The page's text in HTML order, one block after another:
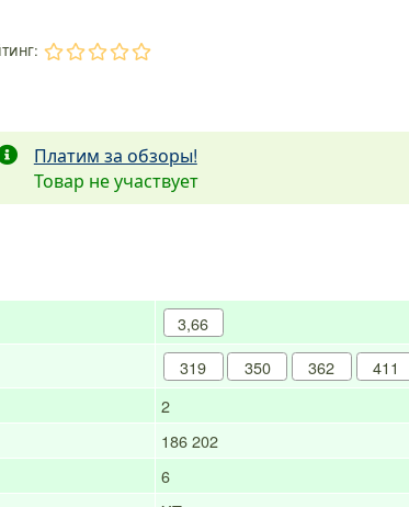
Платим за обзоры!
Товар не участвует
3,66
319 350 362
411
2
186202
6